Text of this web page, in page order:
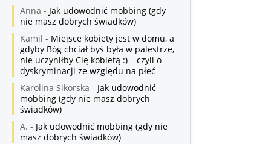
Anna - Jak udowodnić mobbing (gdy
nie masz dobrych świadków)
Kamil - Miejsce kobiety jest w domu, a
gdyby Bóg chciał byś była w palestrze,
nie uczyniłby Cię kobietą :) – czyli o
dyskryminacji ze względu na płeć
Karolina Sikorska - Jak udowodnić
mobbing (gdy nie masz dobrych
świadków)
A. - Jak udowodnić mobbing (gdy nie
masz dobrych świadków)